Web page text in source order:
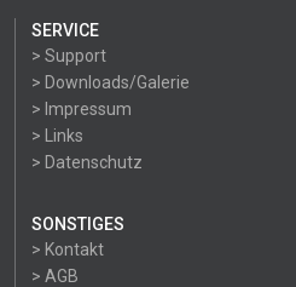
SERVICE
> Support
> Downloads/Galerie
> Impressum
> Links
> Datenschutz
SONSTIGES
> Kontakt
> AGB